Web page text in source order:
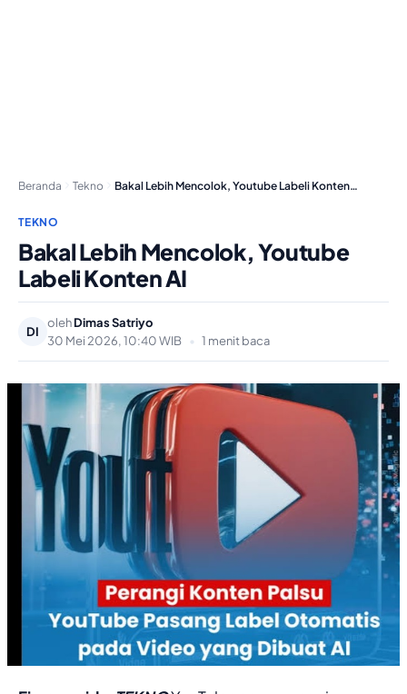
Beranda Tekno Bakal Lebih Mencolok, Youtube Labeli Konten AI
TEKNO
Bakal Lebih Mencolok, Youtube
Labeli Konten AI
DI
olehDimas Satriyo
30 Mei 2026, 10:40 WIB
• 1 menit baca